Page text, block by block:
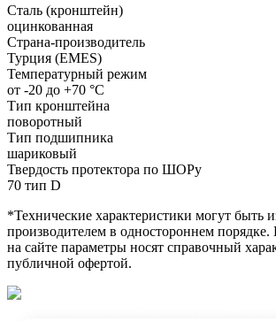
Сталь (кронштейн)
оцинкованная
Страна-производитель
Турция (EMES)
Температурный режим
от -20 до +70 °С
Тип кронштейна
поворотный
Тип подшипника
шариковый
Твердость протектора по ШОРу
70 тип D
*Технические характеристики могут быть
производителем в одностороннем
на сайте параметры носят справочный
публичной офертой.